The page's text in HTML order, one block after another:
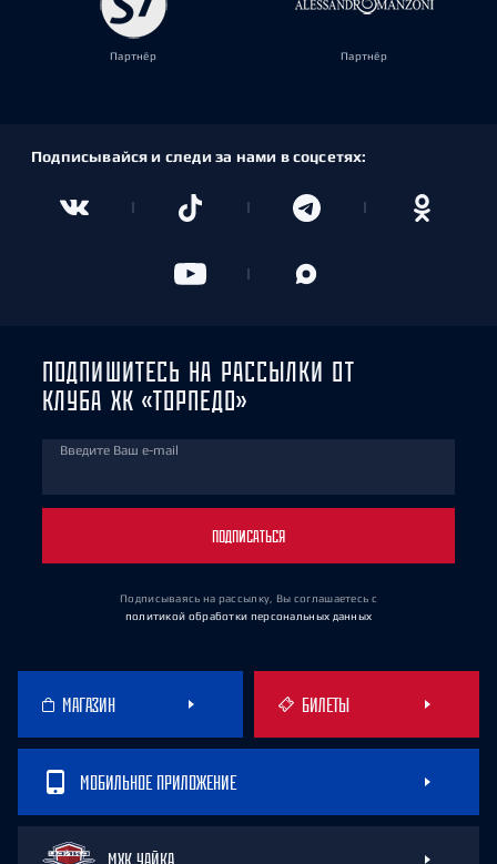
Партнёр Партнёр
Подписывайся и следи за нами в соцсетях:
ПОДПИШИТЕСЬ НА РАССЫЛКИ ОТ
КЛУБА ХК «ТОРПЕДО»
Введите Ваш e-mail
ПОДПИСАТЬСЯ
Подписываясь на рассылку, Вы соглашаетесь с
политикой обработки персональных данных
МАГАЗИН БИЛЕТЫ
МОБИЛЬНОЕ ПРИЛОЖЕНИЕ